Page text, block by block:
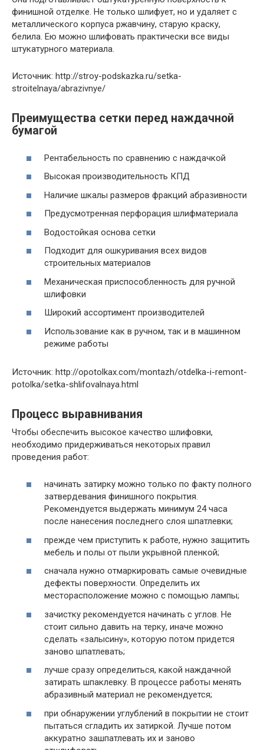
финишной отделке. Не только шлифует, но и удаляет с
металлического корпуса ржавчину, старую краску,
белила. Ею можно шлифовать практически все виды
штукатурного материала.
Источник: http://stroy-podskazka.ru/setka-
stroitelnaya/abrazivnye/
Преимущества сетки перед наждачной
бумагой
Рентабельность по сравнению с наждачкой
Высокая производительность КПД
Наличие шкалы размеров фракций абразивности
Предусмотренная перфорация шлифматериала
Водостойкая основа сетки
Подходит для ошкуривания всех видов
строительных материалов
Механическая приспособленность для ручной
шлифовки
Широкий ассортимент производителей
Использование как в ручном, так и в машинном
режиме работы
Источник: http://opotolkax.com/montazh/otdelka-i-remont-
potolka/setka-shlifovalnaya.html
Процесс выравнивания
Чтобы обеспечить высокое качество шлифовки,
необходимо придерживаться некоторых правил
проведения работ:
начинать затирку можно только по факту полного
затвердевания финишного покрытия.
Рекомендуется выдержать минимум 24 часа
после нанесения последнего слоя шпатлевки;
прежде чем приступить к работе, нужно защитить
мебель и полы от пыли укрывной пленкой;
сначала нужно отмаркировать самые очевидные
дефекты поверхности. Определить их
месторасположение можно с помощью лампы;
зачистку рекомендуется начинать с углов. Не
стоит сильно давить на терку, иначе можно
сделать «залысину», которую потом придется
заново шпатлевать;
лучше сразу определиться, какой наждачной
затирать шпаклевку. В процессе работы менять
абразивный материал не рекомендуется;
при обнаружении углублений в покрытии не стоит
пытаться сгладить их затиркой. Лучше потом
аккуратно зашпатлевать их и заново